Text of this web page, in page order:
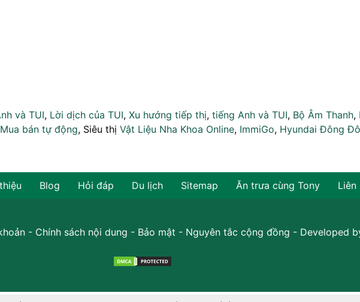
và TUI, Lời dịch của TUI, Xu hướng tiếp thị, tiếng Anh và TUI, Bộ Âm Thanh,
Mua bán tự động, Siêu thị Vật Liệu Nha Khoa Online, ImmiGo, Hyundai Đông Đô
Blog Hỏi đáp Du lịch Sitemap Ăn trưa cùng Tony Liên
- Chính sách nội dung - Bảo mật - Nguyên tắc cộng đồng - Developed